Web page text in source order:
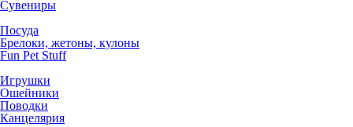
Сувениры
Посуда
Брелоки, жетоны, кулоны
Fun Pet Stuff
Игрушки
Ошейники
Поводки
Канцелярия